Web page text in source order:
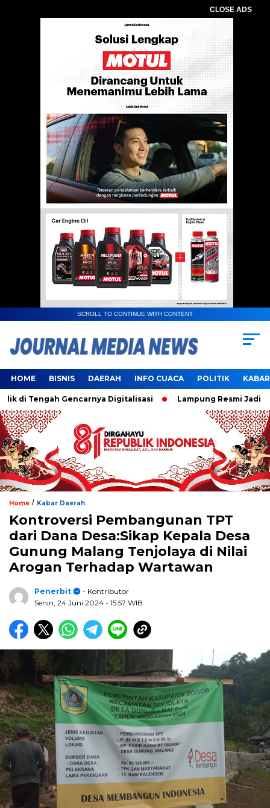
CLOSE ADS
SCROLL TO CONTINUE WITH CONTENT
HOME BISNIS DAERAH INFO CUACA POLITIK
Tengah Gencarnya Digitalisasi Lampung Resmi Jadi Tuan
Home / Kabar Daerah
Kontroversi Pembangunan TPT
dari Dana Desa:Sikap Kepala Desa
Gunung Malang Tenjolaya di Nilai
Arogan Terhadap Wartawan
Penerbit
- Kontributor
Senin, 24 Juni 2024 - 15:57 WIB